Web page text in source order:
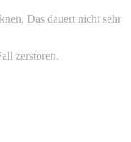
Das dauert nicht sehr
zerstören.